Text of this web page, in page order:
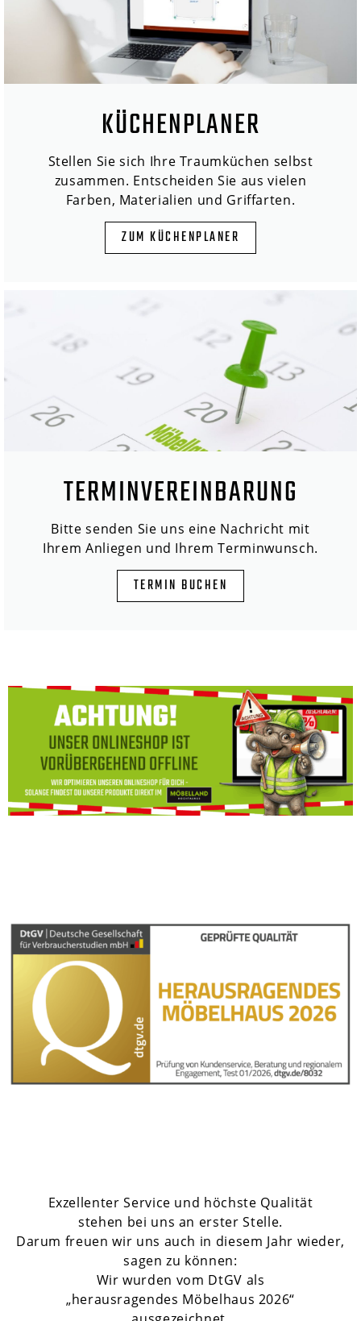
KÜCHENPLANER
Stellen Sie sich Ihre Traumküchen selbst
zusammen. Entscheiden Sie aus vielen
Farben, Materialien und Griffarten.
ZUM KÜCHENPLANER
TERMINVEREINBARUNG
Bitte senden Sie uns eine Nachricht mit
Ihrem Anliegen und Ihrem Terminwunsch.
TERMIN BUCHEN
Exzellenter Service und höchste Qualität
stehen bei uns an erster Stelle.
Darum freuen wir uns auch in diesem Jahr wieder,
sagen zu können:
Wir wurden vom DtGV als
„herausragendes Möbelhaus 2026“